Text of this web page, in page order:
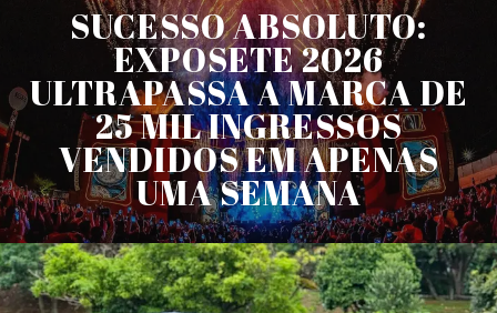
SUCESSO ABSOLUTO:
EXPOSETE 2026
ULTRAPASSA A MARCA DE
25 MIL INGRESSOS
VENDIDOS EM APENAS
UMA SEMANA